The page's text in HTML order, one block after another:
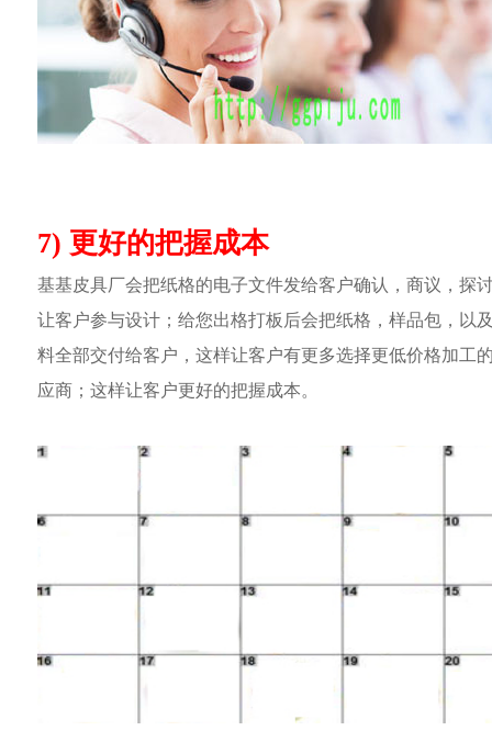
7) 更好的把握成本
基基皮具厂会把纸格的电子文件发给客户确认，商议，探
让客户参与设计；给您出格打板后会把纸格，样品包，以
料全部交付给客户，这样让客户有更多选择更低价格加工
应商；这样让客户更好的把握成本。